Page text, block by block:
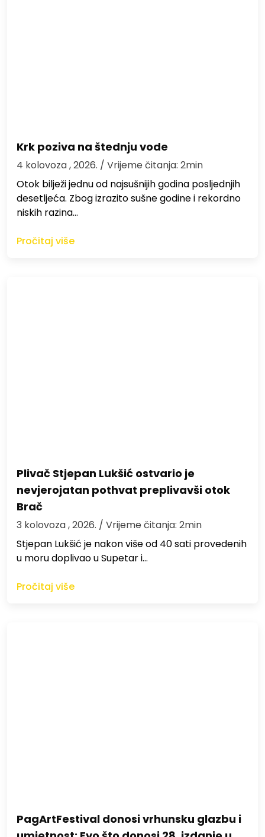
Krk poziva na štednju vode
4 kolovoza , 2026. / Vrijeme čitanja: 2min
Otok bilježi jednu od najsušnijih godina posljednjih
desetljeća. Zbog izrazito sušne godine i rekordno
niskih razina…
Pročitaj više
Plivač Stjepan Lukšić ostvario je
nevjerojatan pothvat preplivavši otok
Brač
3 kolovoza , 2026. / Vrijeme čitanja: 2min
St​jepan Lukšić je nakon više od 40 sati provedenih
u moru doplivao u Supetar i…
Pročitaj više
PagArtFestival donosi vrhunsku glazbu i